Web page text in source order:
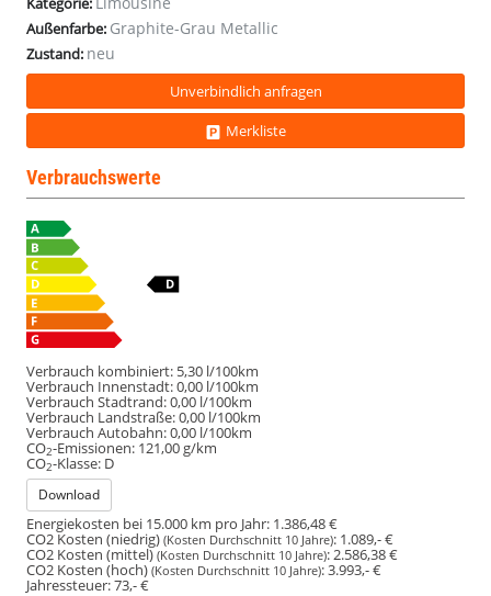
Außenfarbe: Graphite-Grau Metallic
Zustand: neu
Unverbindlich anfragen
Merkliste
Verbrauchswerte
Verbrauch kombiniert: 5,30 l/100km
Verbrauch Innenstadt:0,00 l/100km
Verbrauch Stadtrand:0,00 l/100km
Verbrauch Landstraße:0,00 l/100km
Verbrauch Autobahn:0,00 l/100km
CO2-Emissionen: 121,00 g/km
CO2-Klasse: D
Download
Energiekosten bei 15.000 km pro Jahr: 1.386,48 €
CO2 Kosten (niedrig) (Kosten Durchschnitt 10 Jahre): 1.089,- €
CO2 Kosten (mittel)(Kosten Durchschnitt 10 Jahre): 2.586,38 €
CO2 Kosten (hoch) (Kosten Durchschnitt 10 Jahre):3.993,- €
Jahressteuer:73,- €